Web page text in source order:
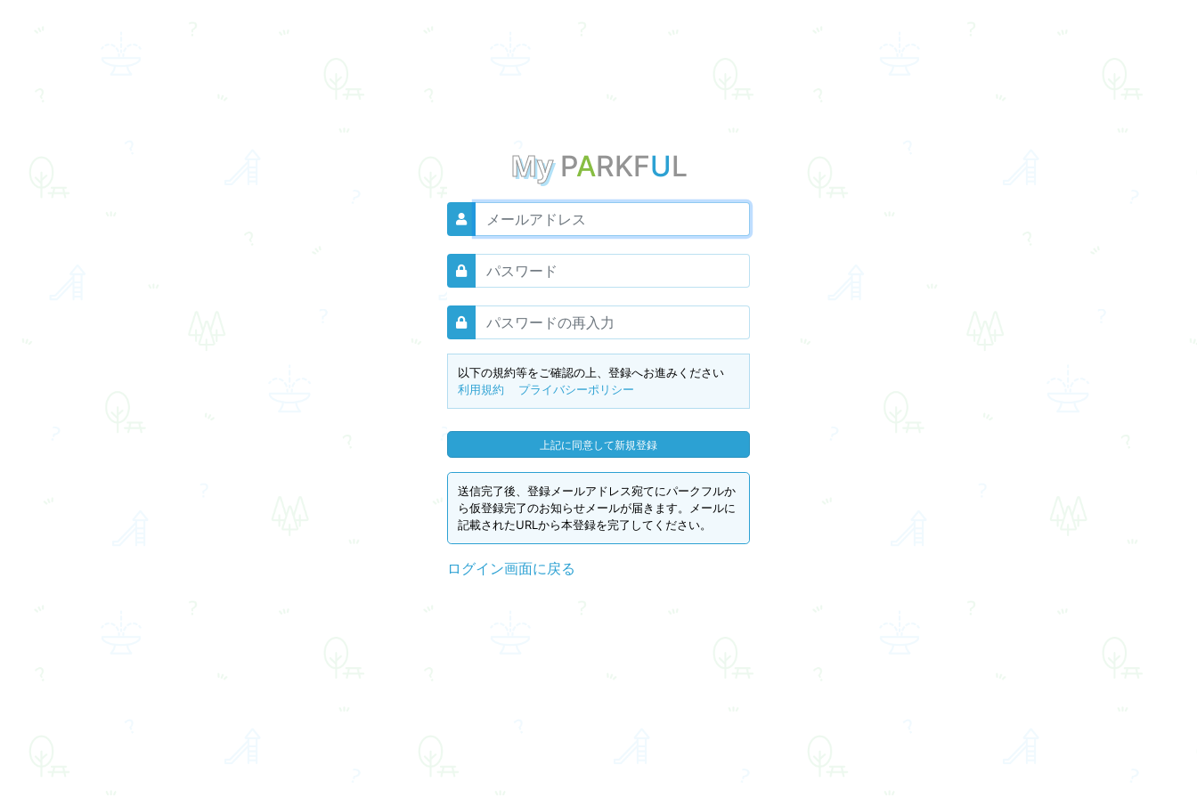
MyPARKFUL
以下の規約等をご確認の上、登録へお進みください
利用規約
プライバシーポリシー
送信完了後、登録メールアドレス宛てにパークフルか
ら仮登録完了のお知らせメールが届きます。メールに
記載されたURLから本登録を完了してください。
ログイン画面に戻る